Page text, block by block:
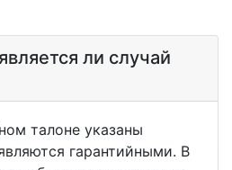
ли случай
талоне указаны
гарантийными. В